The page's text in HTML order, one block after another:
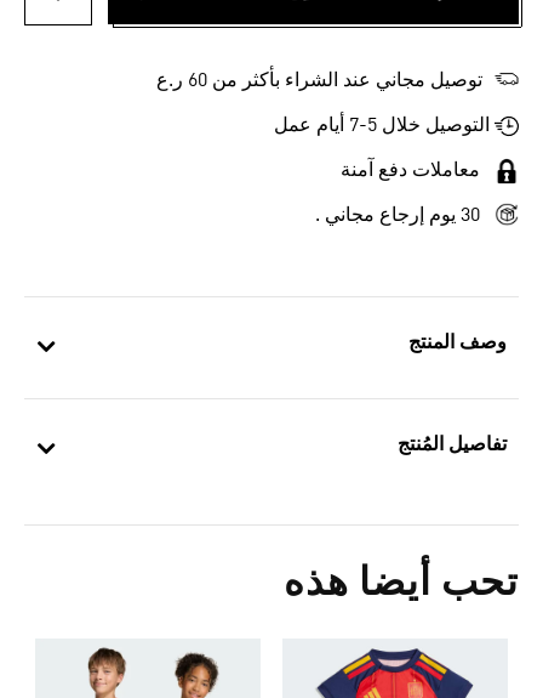
وصف المنتج
تفاصيل المُنتج
تحب أيضا هذه
توصيل مجاني عند الشراء بأكثر من 60 ر.ع
التوصيل خلال 5-7 أيام عمل
معاملات دفع آمنة